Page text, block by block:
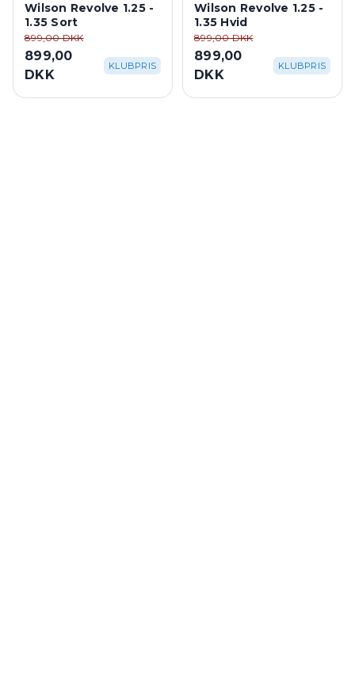
Wilson Revolve 1.25 -
1.35 Sort
899,00 DKK
899,00
DKK
KLUBPRIS
Wilson Revolve 1.25 -
1.35 Hvid
899,00 DKK
899,00
DKK
KLUBPRIS